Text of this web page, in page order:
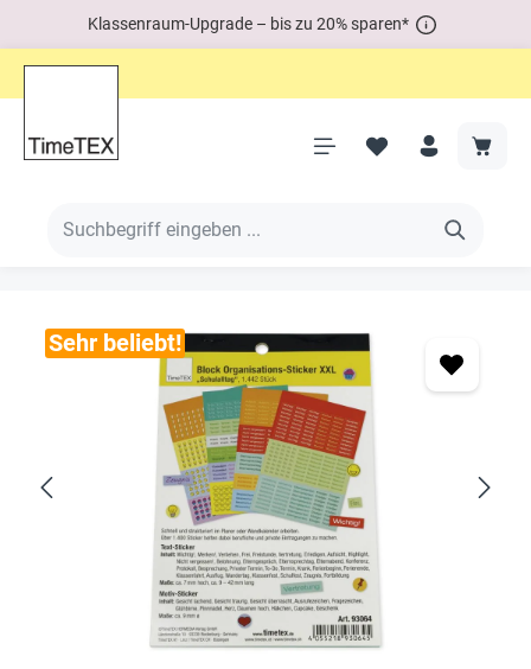
Klassenraum-Upgrade – bis zu 20% sparen*
Sehr beliebt!